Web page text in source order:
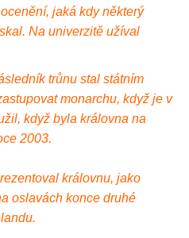
jaká kdy některý
Na univerzitě užíval
trůnu stal státním
monarchu, když je v
když byla královna na
2003.
královnu, jako
oslavách konce druhé